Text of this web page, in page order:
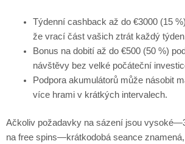
Týdenní cashback až do €3000 (15
že vrací část vašich ztrát každý
Bonus na dobití až do €500 (50 %)
návštěvy bez velké počáteční
Podpora akumulátorů může násobit
více hrami v krátkých intervalech.
Ačkoliv požadavky na sázení jsou
na free spins—krátkodobá seance